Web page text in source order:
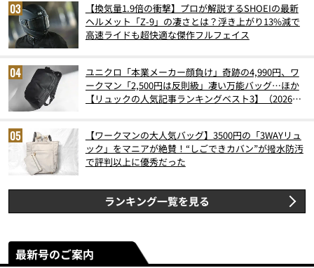
【換気量1.9倍の衝撃】プロが解説するSHOEIの最新
ヘルメット「Z-9」の凄さとは？浮き上がり13%減で
高速ライドも超快適な傑作フルフェイス
ユニクロ「本業メーカー顔負け」奇跡の4,990円、ワ
ークマン「2,500円は反則級」凄い万能バッグ…ほか
【リュックの人気記事ランキングベスト3】（2026年
【ワークマンの大人気バッグ】3500円の「3WAYリュ
ック」をマニアが絶賛！“しごできカバン”が撥水防汚
で評判以上に優秀だった
ランキング一覧を見る
最新号のご案内